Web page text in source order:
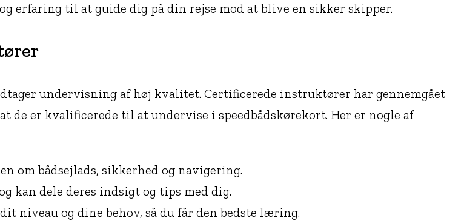
erfaring til at guide dig på din rejse mod at blive en sikker skipper.
undervisning af høj kvalitet. Certificerede instruktører har gennemgået
er kvalificerede til at undervise i speedbådskørekort. Her er nogle af
om bådsejlads, sikkerhed og navigering.
kan dele deres indsigt og tips med dig.
niveau og dine behov, så du får den bedste læring.